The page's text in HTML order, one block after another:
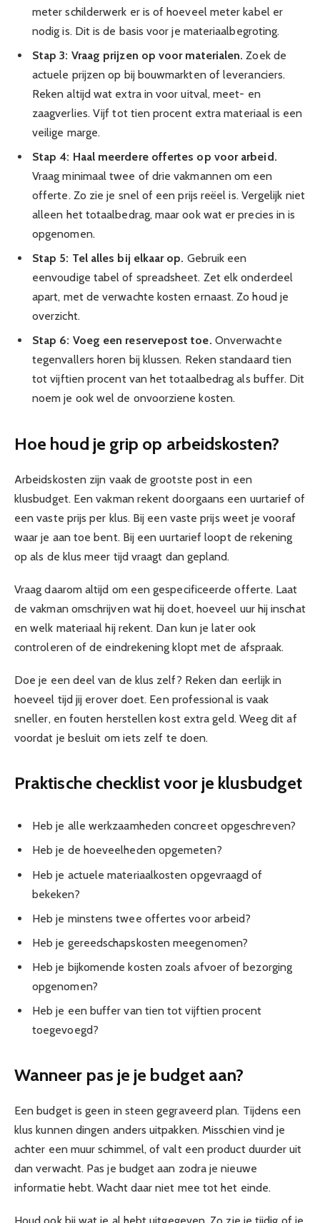
meter schilderwerk er is of hoeveel meter kabel er
nodig is. Dit is de basis voor je materiaalbegroting.
Stap 3: Vraag prijzen op voor materialen. Zoek de
actuele prijzen op bij bouwmarkten of leveranciers.
Reken altijd wat extra in voor uitval, meet- en
zaagverlies. Vijf tot tien procent extra materiaal is een
veilige marge.
Stap 4: Haal meerdere offertes op voor arbeid.
Vraag minimaal twee of drie vakmannen om een
offerte. Zo zie je snel of een prijs reëel is. Vergelijk niet
alleen het totaalbedrag, maar ook wat er precies in is
opgenomen.
Stap 5: Tel alles bij elkaar op. Gebruik een
eenvoudige tabel of spreadsheet. Zet elk onderdeel
apart, met de verwachte kosten ernaast. Zo houd je
overzicht.
Stap 6: Voeg een reservepost toe. Onverwachte
tegenvallers horen bij klussen. Reken standaard tien
tot vijftien procent van het totaalbedrag als buffer. Dit
noem je ook wel de onvoorziene kosten.
Hoe houd je grip op arbeidskosten?
Arbeidskosten zijn vaak de grootste post in een
klusbudget. Een vakman rekent doorgaans een uurtarief of
een vaste prijs per klus. Bij een vaste prijs weet je vooraf
waar je aan toe bent. Bij een uurtarief loopt de rekening
op als de klus meer tijd vraagt dan gepland.
Vraag daarom altijd om een gespecificeerde offerte. Laat
de vakman omschrijven wat hij doet, hoeveel uur hij inschat
en welk materiaal hij rekent. Dan kun je later ook
controleren of de eindrekening klopt met de afspraak.
Doe je een deel van de klus zelf? Reken dan eerlijk in
hoeveel tijd jij erover doet. Een professional is vaak
sneller, en fouten herstellen kost extra geld. Weeg dit af
voordat je besluit om iets zelf te doen.
Praktische checklist voor je klusbudget
Heb je alle werkzaamheden concreet opgeschreven?
Heb je de hoeveelheden opgemeten?
Heb je actuele materiaalkosten opgevraagd of
bekeken?
Heb je minstens twee offertes voor arbeid?
Heb je gereedschapskosten meegenomen?
Heb je bijkomende kosten zoals afvoer of bezorging
opgenomen?
Heb je een buffer van tien tot vijftien procent
toegevoegd?
Wanneer pas je je budget aan?
Een budget is geen in steen gegraveerd plan. Tijdens een
klus kunnen dingen anders uitpakken. Misschien vind je
achter een muur schimmel, of valt een product duurder uit
dan verwacht. Pas je budget aan zodra je nieuwe
informatie hebt. Wacht daar niet mee tot het einde.